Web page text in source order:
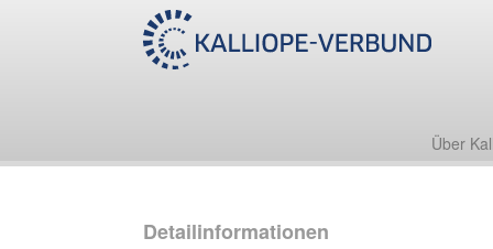
Über
Detailinformationen